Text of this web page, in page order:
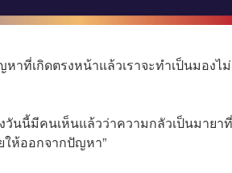
ญหาที่เกิดตรงหน้าแล้วเราจะทำเป็นมอ
นนี้มีคนเห็นแล้วว่าความกลัวเป็นมายา
ให้ออกจากปัญหา”